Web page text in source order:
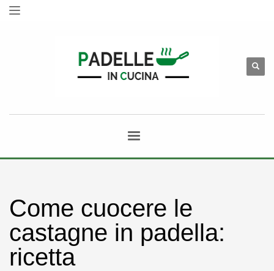
Come cuocere le
castagne in padella:
ricetta